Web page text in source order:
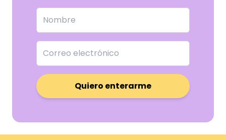
Quiero enterarme